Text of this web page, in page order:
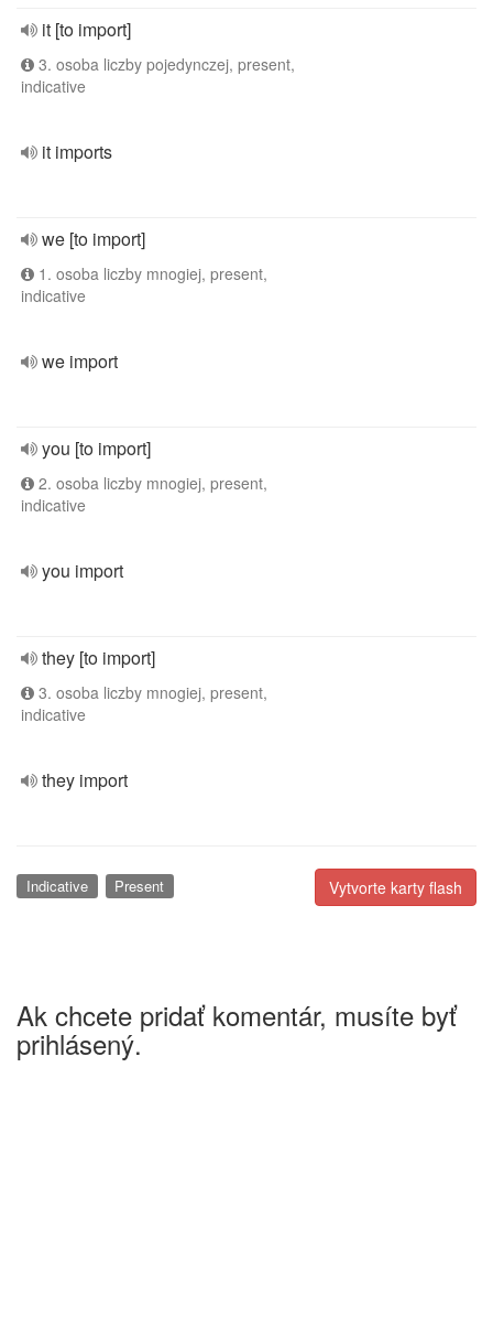
it [to import]
3. osoba liczby pojedynczej, present,
indicative
it imports
we [to import]
1. osoba liczby mnogiej, present,
indicative
we import
you [to import]
2. osoba liczby mnogiej, present,
indicative
you import
they [to import]
3. osoba liczby mnogiej, present,
indicative
they import
Vytvorte karty flash
Indicative Present
Ak chcete pridať komentár, musíte byť
prihlásený.